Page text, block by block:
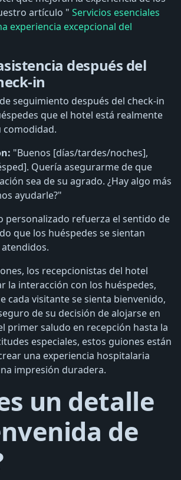
artículo " Servicios esenciales
experiencia excepcional del
después del
in
seguimiento después del check-in
que el hotel está realmente
comodidad.
"Buenos [días/tardes/noches],
Quería asegurarme de que
sea de su agrado. ¿Hay algo más
ayudarle?"
personalizado refuerza el sentido de
que los huéspedes se sientan
los recepcionistas del hotel
la interacción con los huéspedes,
cada visitante se sienta bienvenido,
de su decisión de alojarse en
primer saludo en recepción hasta la
especiales, estos guiones están
una experiencia hospitalaria
impresión duradera.
un detalle
de